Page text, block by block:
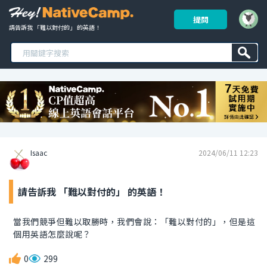
請告訴我 「難以對付的」 的英語！
提問
Isaac 2024/06/11 12:23
請告訴我 「難以對付的」 的英語！
當我們競爭但難以取勝時，我們會說：「難以對付的」，但是這
個用英語怎麼說呢？
0 299